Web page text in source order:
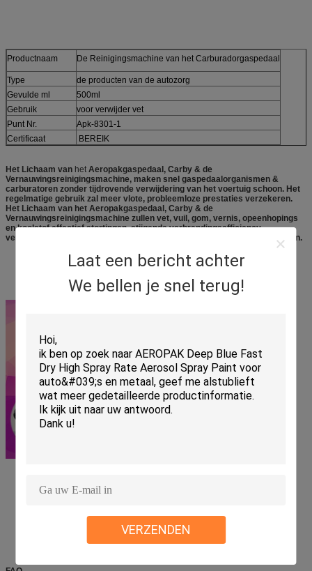
Laat een bericht achter
We bellen je snel terug!
VERZENDEN
Productnaam De Reinigingsmachine van het Carburadorgaspedaal
Type
de producten van de autozorg
Gevulde ml
500ml
Gebruik
voor verwijder vet
Punt Nr.
Apk-8301-1
Certificaat
BEREIK
Het Lichaam van het Aeropakgaspedaal, Carby & de
Vernauwingsreinigingsmachine, maken snel gaspedaalorganismen &
carburatoren zonder tijdrovende verwijdering van het voertuig schoon. Het
regelmatige gebruik zal meer vlote, probleemloze prestaties verzekeren.
Het Lichaam van het Aeropakgaspedaal, Carby & de
Vernauwingsreinigingsmachine zullen vet, vuil, gom, vernis, opeenhopings
en koolstof effectief stortingen, stijgende verbrandingsefficiency
verwijderen, die brandstof besparen en zullen verontreiniging verminderen.